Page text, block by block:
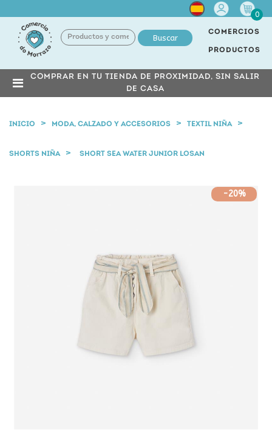
Cuenta
0
Buscar
COMERCIOS
PRODUCTOS
COMPRAR EN TU TIENDA DE PROXIMIDAD, SIN SALIR
DE CASA
INICIO MODA, CALZADO Y ACCESORIOS TEXTIL NIÑA
SHORTS NIÑA SHORT SEA WATER JUNIOR LOSAN
-20%